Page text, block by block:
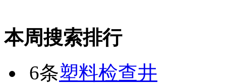
本周搜索排行
6条塑料检查井